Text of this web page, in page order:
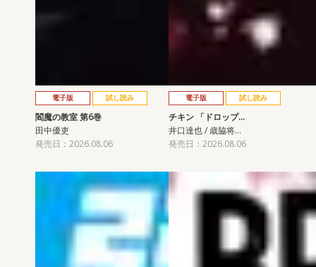
電子版 試し読み
閻魔の教室 第6巻
田中優吏
発売日：2026.08.06
電子版 試し読み
チキン 「ドロップ…
井口達也 / 歳脇将…
発売日：2026.08.06